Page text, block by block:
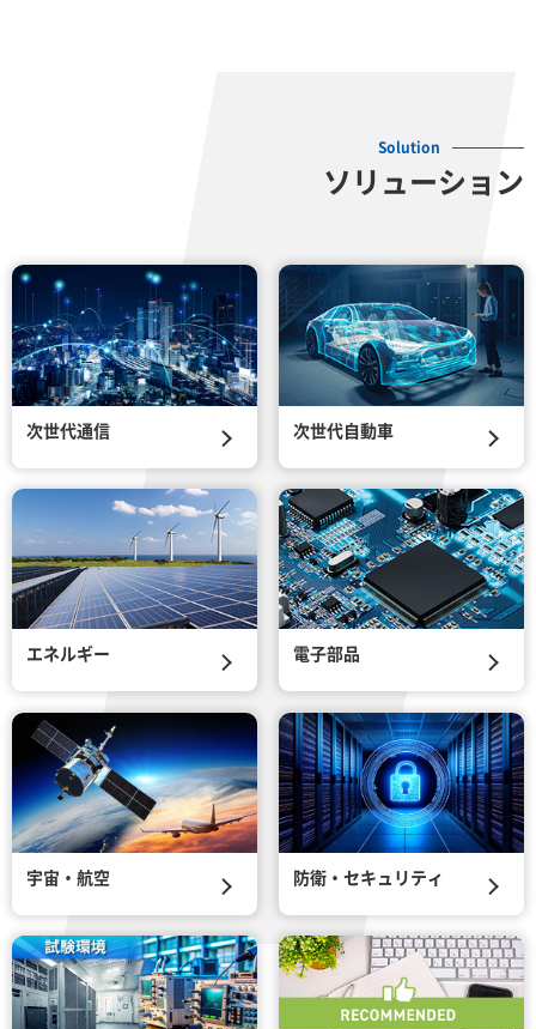
Solution
ソリューション
次世代通信 次世代自動車
エネルギー 電子部品
宇宙・航空 防衛・セキュリティ